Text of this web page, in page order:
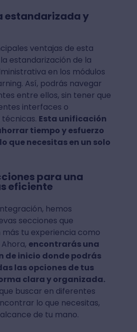
estandarizada y
ventajas de esta
estandarización de la
en los módulos
Así, podrás navegar
entre ellos, sin tener que
interfaces o
Esta unificación
tiempo y esfuerzo
que necesitas en un solo
para una
eficiente
hemos
secciones que
tu experiencia como
encontrarás una
de inicio donde podrás
las opciones de tus
clara y organizada.
buscar en diferentes
lo que necesitas,
de tu mano.